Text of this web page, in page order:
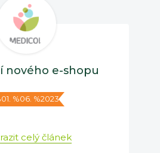
nového e-shopu
%06. %2023
celý článek